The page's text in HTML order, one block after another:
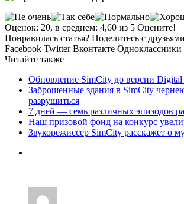
Оценок: 20, в среднем: 4,60 из 5 Оцените!
Понравилась статья? Поделитесь с
Facebook Twitter Вконтакте Одноклассники
Читайте также
Обновление SimCity до версии Digital
Заброшенные здания в SimCity
разрушиться
7 дней — семь различных эпизодов
Наш призовой фонд на конкурс
Звукорежиссер SimCity расскажет о